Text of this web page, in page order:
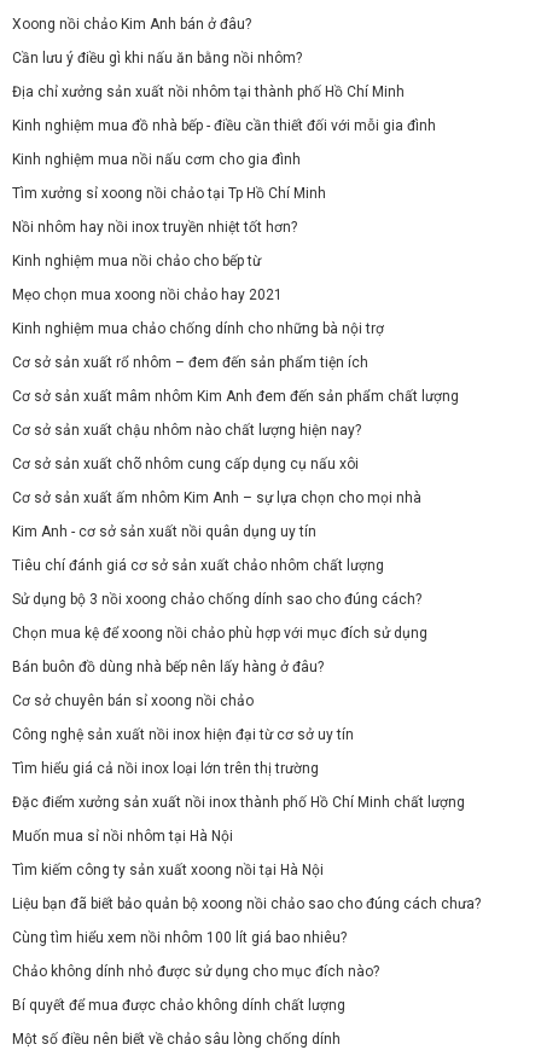
Xoong nồi chảo Kim Anh bán ở đâu?
Cần lưu ý điều gì khi nấu ăn bằng nồi nhôm?
Địa chỉ xưởng sản xuất nồi nhôm tại thành phố Hồ Chí Minh
Kinh nghiệm mua đồ nhà bếp - điều cần thiết đối với mỗi gia đình
Kinh nghiệm mua nồi nấu cơm cho gia đình
Tìm xưởng sỉ xoong nồi chảo tại Tp Hồ Chí Minh
Nồi nhôm hay nồi inox truyền nhiệt tốt hơn?
Kinh nghiệm mua nồi chảo cho bếp từ
Mẹo chọn mua xoong nồi chảo hay 2021
Kinh nghiệm mua chảo chống dính cho những bà nội trợ
Cơ sở sản xuất rổ nhôm – đem đến sản phẩm tiện ích
Cơ sở sản xuất mâm nhôm Kim Anh đem đến sản phẩm chất lượng
Cơ sở sản xuất chậu nhôm nào chất lượng hiện nay?
Cơ sở sản xuất chõ nhôm cung cấp dụng cụ nấu xôi
Cơ sở sản xuất ấm nhôm Kim Anh – sự lựa chọn cho mọi nhà
Kim Anh - cơ sở sản xuất nồi quân dụng uy tín
Tiêu chí đánh giá cơ sở sản xuất chảo nhôm chất lượng
Sử dụng bộ 3 nồi xoong chảo chống dính sao cho đúng cách?
Chọn mua kệ để xoong nồi chảo phù hợp với mục đích sử dụng
Bán buôn đồ dùng nhà bếp nên lấy hàng ở đâu?
Cơ sở chuyên bán sỉ xoong nồi chảo
Công nghệ sản xuất nồi inox hiện đại từ cơ sở uy tín
Tìm hiểu giá cả nồi inox loại lớn trên thị trường
Đặc điểm xưởng sản xuất nồi inox thành phố Hồ Chí Minh chất lượng
Muốn mua sỉ nồi nhôm tại Hà Nội
Tìm kiếm công ty sản xuất xoong nồi tại Hà Nội
Liệu bạn đã biết bảo quản bộ xoong nồi chảo sao cho đúng cách chưa?
Cùng tìm hiểu xem nồi nhôm 100 lít giá bao nhiêu?
Chảo không dính nhỏ được sử dụng cho mục đích nào?
Bí quyết để mua được chảo không dính chất lượng
Một số điều nên biết về chảo sâu lòng chống dính